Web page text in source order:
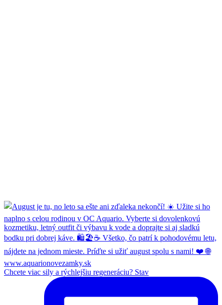
Chcete viac sily a rýchlejšiu regeneráciu? Stav